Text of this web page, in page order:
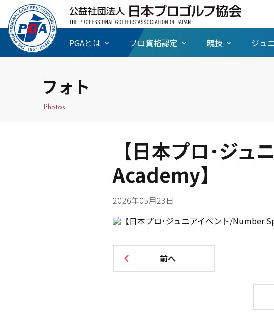
PGAとは プロ資格認定 競技 ジュ
フォト
Photos
【日本プロ･ジ
Academy】
2026年05月23日
前へ